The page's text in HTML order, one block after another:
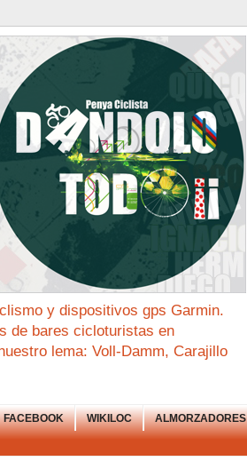
y dispositivos gps Garmin.
de bares cicloturistas en
lema: Voll-Damm, Carajillo
FACEBOOK WIKILOC ALMORZADORES